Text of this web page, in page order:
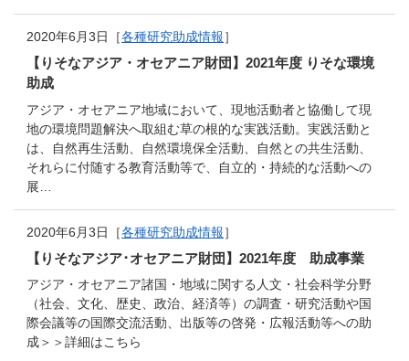
2020年6月3日［各種研究助成情報］
【りそなアジア・オセアニア財団】2021年度 りそな環境
助成
アジア・オセアニア地域において、現地活動者と協働して現
地の環境問題解決へ取組む草の根的な実践活動。実践活動と
は、自然再生活動、自然環境保全活動、自然との共生活動、
それらに付随する教育活動等で、自立的・持続的な活動への
展…
2020年6月3日［各種研究助成情報］
【りそなアジア･オセアニア財団】2021年度 助成事業
アジア・オセアニア諸国・地域に関する人文・社会科学分野
（社会、文化、歴史、政治、経済等）の調査・研究活動や国
際会議等の国際交流活動、出版等の啓発・広報活動等への助
成＞＞詳細はこちら